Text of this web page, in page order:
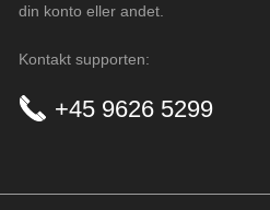
din konto eller andet.
Kontakt supporten:
+45 9626 5299